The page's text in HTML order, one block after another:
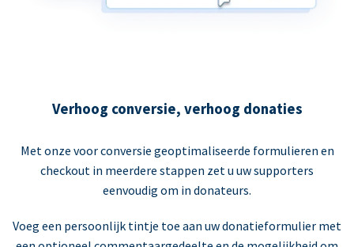
Verhoog conversie, verhoog donaties
Met onze voor conversie geoptimaliseerde formulieren en
checkout in meerdere stappen zet u uw supporters
eenvoudig om in donateurs.
Voeg een persoonlijk tintje toe aan uw donatieformulier met